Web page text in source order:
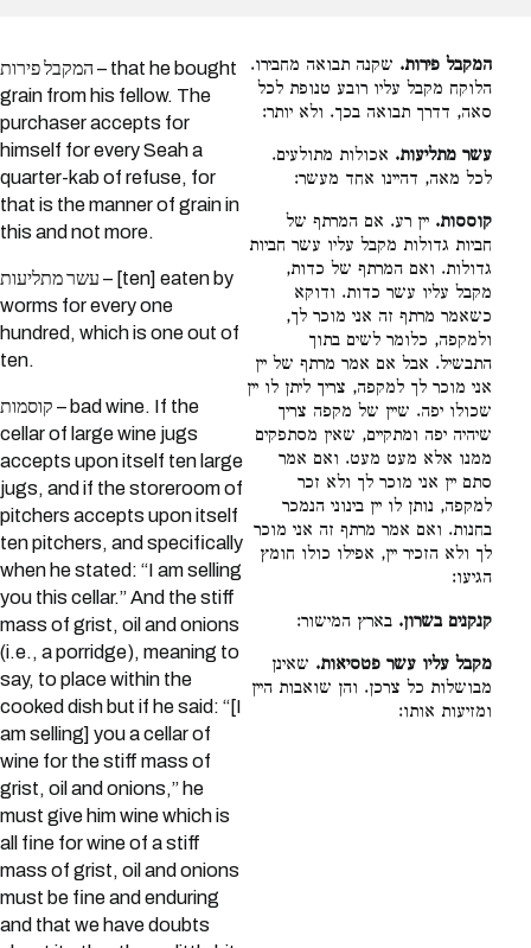
המקבל פירות – that he bought
grain from his fellow. The
purchaser accepts for
himself for every Seah a
quarter-kab of refuse, for
that is the manner of grain in
this and not more.
עשר מתליעות – [ten] eaten by
worms for every one
hundred, which is one out of
ten.
קוסמות – bad wine. If the
cellar of large wine jugs
accepts upon itself ten large
jugs, and if the storeroom of
pitchers accepts upon itself
ten pitchers, and specifically
when he stated: “I am selling
you this cellar.” And the stiff
mass of grist, oil and onions
(i.e., a porridge), meaning to
say, to place within the
cooked dish but if he said: “[I
am selling] you a cellar of
wine for the stiff mass of
grist, oil and onions,” he
must give him wine which is
all fine for wine of a stiff
mass of grist, oil and onions
must be fine and enduring
and that we have doubts
המקבל פירות. שקנה תבואה מחבירו.
הלוקח מקבל עליו רובע טנופת לכל
סאה, דדרך תבואה בכך. ולא יותר:
עשר מתליעות. אכולות מתולעים.
לכל מאה, דהיינו אחד מעשר:
קוססות. יין רע. אם המרתף של
חביות גדולות מקבל עליו עשר חביות
גדולות. ואם המרתף של כדות,
מקבל עליו עשר כדות. ודוקא
כשאמר מרתף זה אני מוכר לך,
ולמקפה, כלומר לשים בתוך
התבשיל. אבל אם אמר מרתף של יין
אני מוכר לך למקפה, צריך ליתן לו יין
שכולו יפה. שיין של מקפה צריך
שיהיה יפה ומתקיים, שאין מסתפקים
ממנו אלא מעט מעט. ואם אמר
סתם יין אני מוכר לך ולא זכר
למקפה, נותן לו יין בינוני הנמכר
בחנות. ואם אמר מרתף זה אני מוכר
לך ולא הזכיר יין, אפילו כולו חומץ
הגיעו:
קנקנים בשרון. בארץ המישור:
מקבל עליו עשר פטסיאות. שאינן
מבושלות כל צרכן. והן שואבות היין
ומזיעות אותו: